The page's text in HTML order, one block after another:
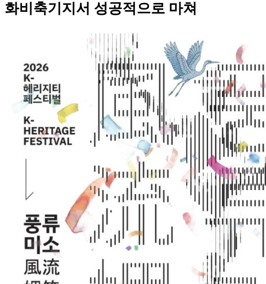
화비축기지서 성공적으로 마쳐